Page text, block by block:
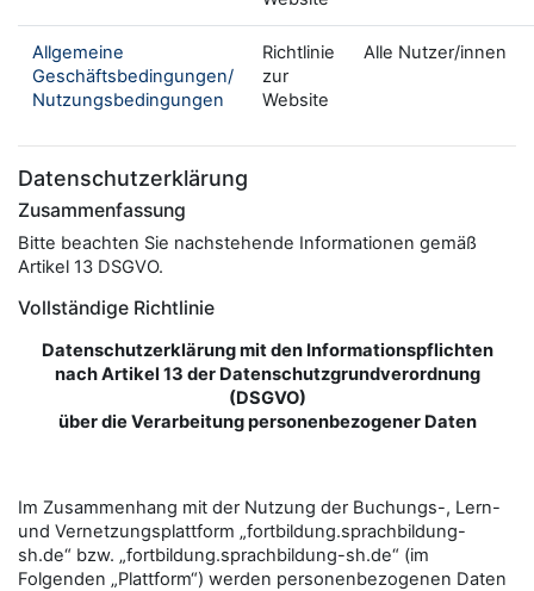
Allgemeine
Geschäftsbedingungen/
Nutzungsbedingungen
Richtlinie
zur
Website
Alle Nutzer/innen
Datenschutzerklärung
Zusammenfassung
Bitte beachten Sie nachstehende Informationen gemäß
Artikel 13 DSGVO.
Vollständige Richtlinie
Datenschutzerklärung mit den Informationspflichten
nach Artikel 13 der Datenschutzgrundverordnung
(DSGVO)
über die Verarbeitung personenbezogener Daten
Im Zusammenhang mit der Nutzung der Buchungs-, Lern-
und Vernetzungsplattform „fortbildung.sprachbildung-
sh.de“ bzw. „fortbildung.sprachbildung-sh.de“ (im
Folgenden „Plattform“) werden personenbezogenen Daten